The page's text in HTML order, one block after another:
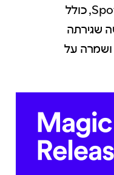
שגירתה
על